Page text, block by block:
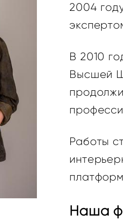
2004
В 2010
Высшей
Работы
Наша